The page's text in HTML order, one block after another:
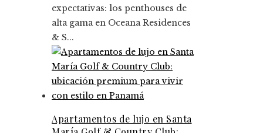
expectativas: los penthouses de
alta gama en Oceana Residences
& S...
Apartamentos de lujo en Santa